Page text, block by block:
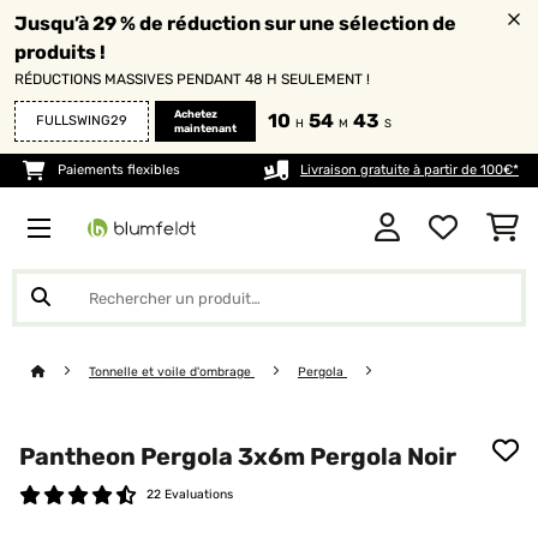
Jusqu’à 29 % de réduction sur une sélection de
produits !
RÉDUCTIONS MASSIVES PENDANT 48 H SEULEMENT !
FULLSWING29
Achetez
maintenant
10 H 54 M 42 S
Paiements flexibles Livraison gratuite à partir de 100€*
Tonnelle et voile d'ombrage Pergola
Pantheon Pergola 3x6m Pergola Noir
22 Evaluations